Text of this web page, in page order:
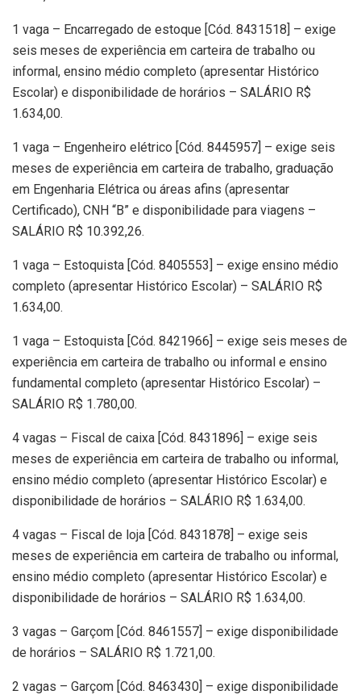
1 vaga – Encarregado de estoque [Cód. 8431518] – exige
seis meses de experiência em carteira de trabalho ou
informal, ensino médio completo (apresentar Histórico
Escolar) e disponibilidade de horários – SALÁRIO R$
1.634,00.
1 vaga – Engenheiro elétrico [Cód. 8445957] – exige seis
meses de experiência em carteira de trabalho, graduação
em Engenharia Elétrica ou áreas afins (apresentar
Certificado), CNH “B” e disponibilidade para viagens –
SALÁRIO R$ 10.392,26.
1 vaga – Estoquista [Cód. 8405553] – exige ensino médio
completo (apresentar Histórico Escolar) – SALÁRIO R$
1.634,00.
1 vaga – Estoquista [Cód. 8421966] – exige seis meses de
experiência em carteira de trabalho ou informal e ensino
fundamental completo (apresentar Histórico Escolar) –
SALÁRIO R$ 1.780,00.
4 vagas – Fiscal de caixa [Cód. 8431896] – exige seis
meses de experiência em carteira de trabalho ou informal,
ensino médio completo (apresentar Histórico Escolar) e
disponibilidade de horários – SALÁRIO R$ 1.634,00.
4 vagas – Fiscal de loja [Cód. 8431878] – exige seis
meses de experiência em carteira de trabalho ou informal,
ensino médio completo (apresentar Histórico Escolar) e
disponibilidade de horários – SALÁRIO R$ 1.634,00.
3 vagas – Garçom [Cód. 8461557] – exige disponibilidade
de horários – SALÁRIO R$ 1.721,00.
2 vagas – Garçom [Cód. 8463430] – exige disponibilidade